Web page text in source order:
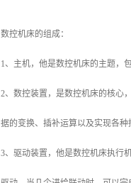
数控机床的组成：
1、主机，他是数控机床的主题，
2、数控装置，是数控机床的核心
据的变换、插补运算以及实现各种
3、驱动装置，他是数控机床执行